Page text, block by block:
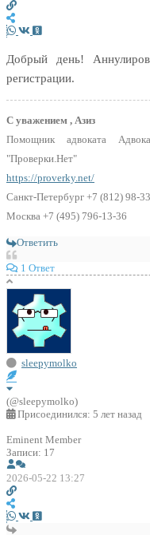
Добрый день!
регистрации.
С уважением , Азиз
Помощник адвоката
"Проверки.Нет"
https://proverky.net/
Санкт-Петербург +7 (812) 98-
Москва +7 (495) 796-13-36
Ответить
1 Ответ
sleepymolko
(@sleepymolko)
Присоединился: 5 лет назад
Eminent Member
Записи: 17
2026-05-22 13:27